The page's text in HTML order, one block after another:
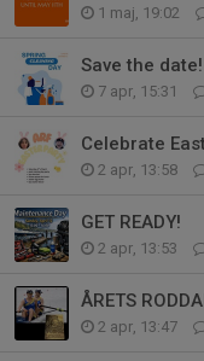
1 maj, 19:02
Save the date!
7 apr, 15:31
Celebrate
2 apr, 13:58
GET READY!
2 apr, 13:53
ÅRETS
2 apr, 13:47